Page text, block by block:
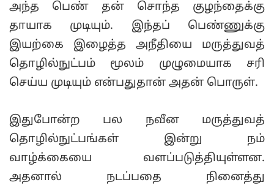
அந்த பெண் தன் சொந்த குழந்தைக்கு
தாயாக முடியும். இந்தப் பெண்ணுக்கு
இயற்கை இழைத்த அநீதியை மருத்துவத்
தொழில்நுட்பம் மூலம் முழுமையாக சரி
செய்ய முடியும் என்பதுதான் அதன் பொருள்.
இதுபோன்ற பல நவீன மருத்துவத்
தொழில்நுட்பங்கள் இன்று நம்
வாழ்க்கையை வளப்படுத்தியுள்ளன.
அதனால் நடப்பதை நினைத்து